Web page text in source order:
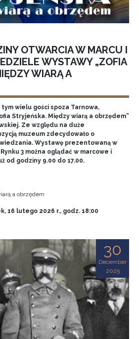
OTWARCIA W MARCU I
WYSTAWY „ZOFIA
WIARĄ A
tym wielu gości spoza Tarnowa,
Stryjeńska. Między wiarą a obrzędem”
Ze względu na duże
muzeum zdecydowało o
Wystawę prezentowaną w
3 można oglądać w marcowe i
od godziny 9.00 do 17.00.
a obrzędem
16 lutego 2026 r., godz. 18:00
30
December
2025